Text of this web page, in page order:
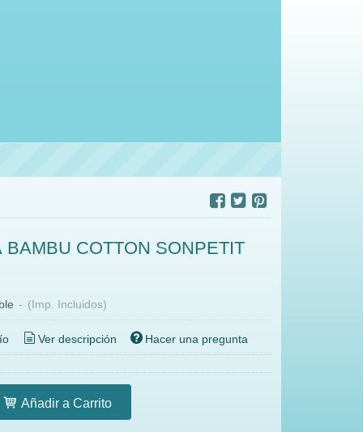
BAMBU COTTON SONPETIT
- (Imp. Incluidos)
Ver descripción Hacer una pregunta
Añadir a Carrito